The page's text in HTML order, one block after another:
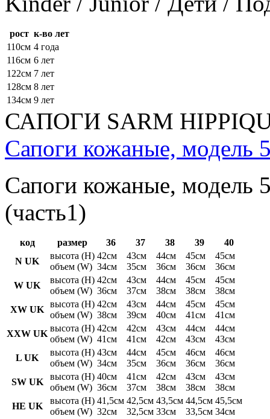
рост к-во лет
110см 4 года
116см 6 лет
122см 7 лет
128см 8 лет
134см 9 лет
САПОГИ SARM
Сапоги кожаные, модель
Сапоги кожаные, модель
(часть1)
код размер 36 37 38 39
40
N UK
высота (H)
объем (W)
42см
34см
43см
35см
44см
36см
45см
36см
45см
36см
W UK
высота (H)
объем (W)
42см
36см
43см
37см
44см
38см
45см
38см
45см
38см
XW UK
высота (H)
объем (W)
42см
38см
43см
39см
44см
40см
45см
41см
45см
41см
XXW UK
высота (H)
объем (W)
42см
41см
42см
41см
43см
42см
44см
43см
44см
43см
L UK
высота (H)
объем (W)
43см
34см
44см
35см
45см
36см
46см
36см
46см
36см
SW UK
высота (H)
объем (W)
40см
36см
41см
37см
42см
38см
43см
38см
43см
38см
HE UK
высота (H)
объем (W)
41,5см
32см
42,5см
32,5см
43,5см
33см
44,5см
33,5см
45,5см
34см